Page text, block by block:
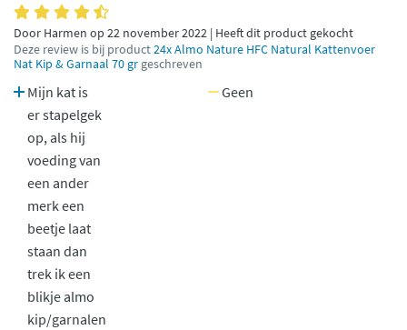
Door Harmen op 22 november 2022 | Heeft dit product gekocht
Deze review is bij product24x Almo Nature HFC Natural Kattenvoer
Nat Kip & Garnaal 70 gr geschreven
Mijn kat is
er stapelgek
op, als hij
voeding van
een ander
merk een
beetje laat
staan dan
trek ik een
blikje almo
kip/garnalen
Geen